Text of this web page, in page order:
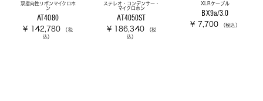
双指向性リボンマイクロホ
ン
AT4080
¥ 142,780
（税
込）
ステレオ・コンデンサー・
マイクロホン
AT4050ST
¥ 186,340
（税
込）
XLRケーブル
BX9a/3.0
¥ 7,700 （税込）